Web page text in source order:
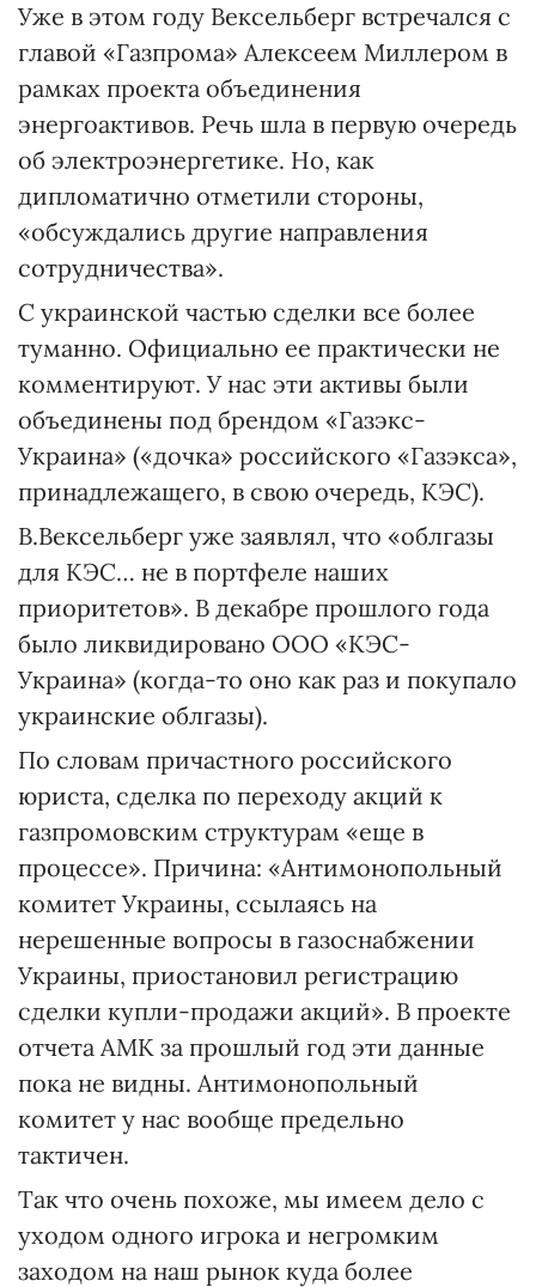
Уже в этом году Вексельберг встречался с
главой «Газпрома» Алексеем Миллером в
рамках проекта объединения
энергоактивов. Речь шла в первую очередь
об электроэнергетике. Но, как
дипломатично отметили стороны,
«обсуждались другие направления
сотрудничества».
С украинской частью сделки все более
туманно. Официально ее практически не
комментируют. У нас эти активы были
объединены под брендом «Газэкс-
Украина» («дочка» российского «Газэкса»,
принадлежащего, в свою очередь, КЭС).
В.Вексельберг уже заявлял, что «облгазы
для КЭС… не в портфеле наших
приоритетов». В декабре прошлого года
было ликвидировано ООО «КЭС-
Украина» (когда-то оно как раз и покупало
украинские облгазы).
По словам причастного российского
юриста, сделка по переходу акций к
газпромовским структурам «еще в
процессе». Причина: «Антимонопольный
комитет Украины, ссылаясь на
нерешенные вопросы в газоснабжении
Украины, приостановил регистрацию
сделки купли-продажи акций». В проекте
отчета АМК за прошлый год эти данные
пока не видны. Антимонопольный
комитет у нас вообще предельно
тактичен.
Так что очень похоже, мы имеем дело с
уходом одного игрока и негромким
заходом на наш рынок куда более